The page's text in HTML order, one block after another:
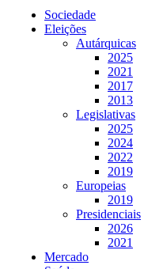
Sociedade
Eleições
Autárquicas
2025
2021
2017
2013
Legislativas
2025
2024
2022
2019
Europeias
2019
Presidenciais
2026
2021
Mercado